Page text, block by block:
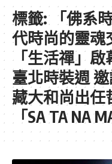
標籤: 「佛系
代時尚的靈魂
「生活禪」啟
臺北時裝週
藏大和尚出任
「SA TA NA